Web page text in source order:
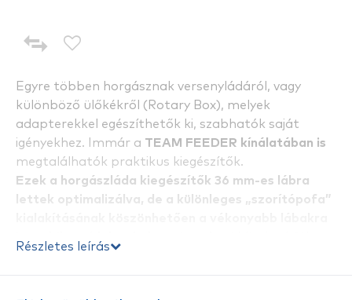
Egyre többen horgásznak versenyládáról, vagy
különböző ülőkékről (Rotary Box), melyek
adapterekkel egészíthetők ki, szabhatók saját
igényekhez. Immár a TEAM FEEDER kínálatában is
megtalálhatók praktikus kiegészítők.
Ezek a horgászláda kiegészítők 36 mm-es lábra
lettek optimalizálva, de a különleges „szorítópofa”
Részletes leírás